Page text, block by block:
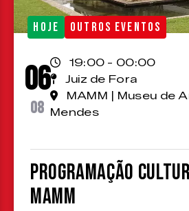
HOJE OUTROS EVENTOS
06
08
19:00 - 00:00
Juiz de Fora
MAMM | Museu de
Mendes
Programação
MAMM